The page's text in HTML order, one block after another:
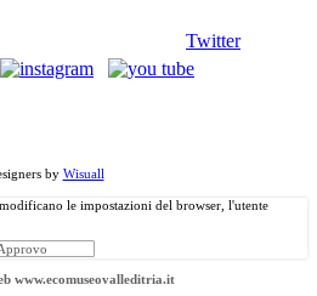
Twitter
by Wisuall
le impostazioni del browser, l'utente
www.ecomuseovalleditria.it